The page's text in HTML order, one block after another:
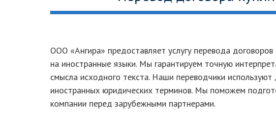
ООО «Ангира» предоставляет услугу перевода
на иностранные языки. Мы гарантируем точную
смысла исходного текста. Наши переводчики
иностранных юридических терминов. Мы поможем
компании перед зарубежными партнерами.